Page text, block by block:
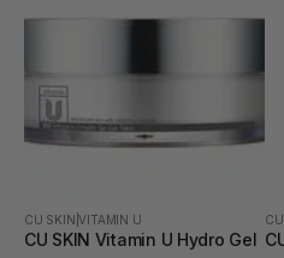
CU SKIN |VITAMIN U
CU SKIN Vitamin U Hydro Gel